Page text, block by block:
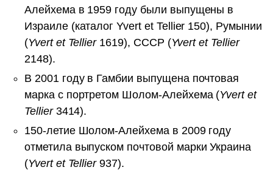
Алейхема в 1959 году были выпущены в
Израиле (каталог Yvert et Tellier 150), Румынии
(Yvert et Tellier1619), СССР (Yvert et Tellier
2148).
В 2001 году в Гамбии выпущена почтовая
марка с портретом Шолом-Алейхема (Yvert et
Tellier3414).
150-летие Шолом-Алейхема в 2009 году
отметила выпуском почтовой марки Украина
(Yvert et Tellier937).